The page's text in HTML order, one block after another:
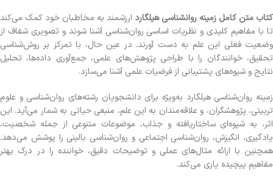
کتاب متن کامل زمینه روانشناسی هیلگارد ارزشمند به مخاطبان خود کمک می‌کند
تا با مفاهیم کلیدی و نظریات اساسی روان‌شناسی آشنا شوند و تصویری شفاف از
وضعیت فعلی این علم به دست آورند. در عین حال، با تمرکز بر روش‌شناسی
تحقیق، خوانندگان را با طراحی پژوهش‌های علمی، جمع‌آوری داده‌ها، تحلیل
نتایج و شیوه‌های پشتیبانی از فرضیات علمی آشنا می‌سازد.
زمینه روان‌شناسی هیلگارد به‌ویژه برای دانشجویان رشته‌های روان‌شناسی و علوم
تربیتی، پژوهشگران، و علاقه‌مندان به این علم، منبعی حیاتی به شمار می‌آید. این
اثر، به شیوه‌ای ساختاریافته و جذاب، موضوعات متنوعی از جمله شخصیت،
یادگیری، انگیزش، روان‌شناسی اجتماعی و روان‌شناسی بالینی را پوشش می‌دهد.
همچنین با ارائه مثال‌های عملی و توضیحات دقیق، خواننده را در درک بهتر
مفاهیم پیچیده یاری می‌کند.